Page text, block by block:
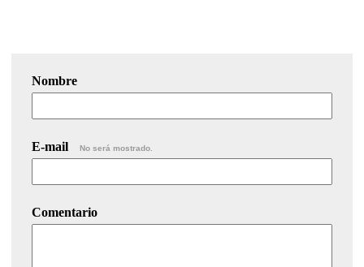
Nombre
E-mail No será mostrado.
Comentario